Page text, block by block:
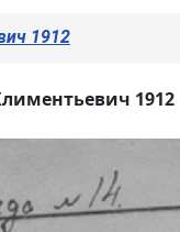
1912
1912